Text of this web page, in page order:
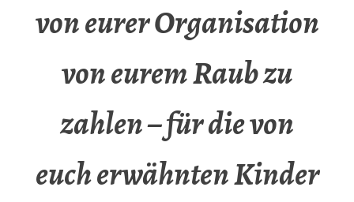
von eurer Organisation
von eurem Raub zu
zahlen – für die von
euch erwähnten Kinder